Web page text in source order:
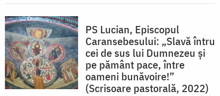
PS Lucian, Episcopul
Caransebesului: „Slavă întru
cei de sus lui Dumnezeu și
pe pământ pace, între
oameni bunăvoire!”
(Scrisoare pastorală, 2022)